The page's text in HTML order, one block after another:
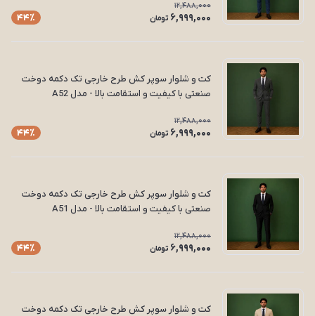
12,488,000
6,999,000 تومان 44٪
کت و شلوار سوپر کش طرح خارجی تک دکمه دوخت
صنعتی با کیفیت و استقامت بالا - مدل A52
12,488,000
6,999,000 تومان 44٪
کت و شلوار سوپر کش طرح خارجی تک دکمه دوخت
صنعتی با کیفیت و استقامت بالا - مدل A51
12,488,000
6,999,000 تومان 44٪
کت و شلوار سوپر کش طرح خارجی تک دکمه دوخت